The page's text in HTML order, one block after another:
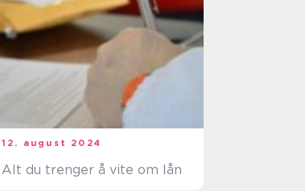
12. august 2024
Alt du trenger å vite om lån